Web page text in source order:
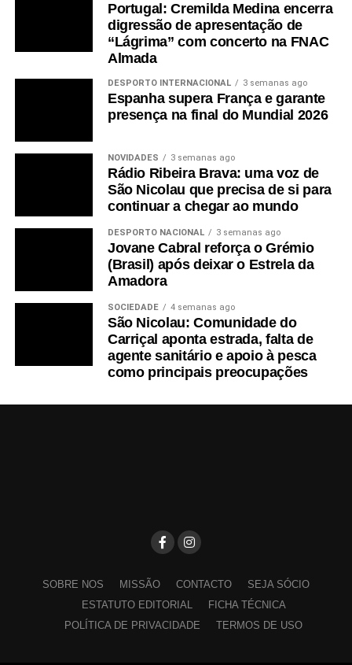
Portugal: Cremilda Medina encerra
digressão de apresentação de
“Lágrima” com concerto na FNAC
Almada
DESPORTO INTERNACIONAL 3 semanas ago
Espanha supera França e garante
presença na final do Mundial 2026
NOVIDADES 3 semanas ago
Rádio Ribeira Brava: uma voz de
São Nicolau que precisa de si para
continuar a chegar ao mundo
DESPORTO NACIONAL 3 semanas ago
Jovane Cabral reforça o Grémio
(Brasil) após deixar o Estrela da
Amadora
SOCIEDADE 4 semanas ago
São Nicolau: Comunidade do
Carriçal aponta estrada, falta de
agente sanitário e apoio à pesca
como principais preocupações
SOBRE NOS MISSÃO CONTACTO
SEJA SÓCIO
ESTATUTO EDITORIAL
FICHA TÉCNICA
POLÍTICA DE PRIVACIDADE
TERMOS DE USO